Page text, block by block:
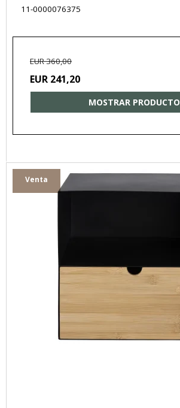
11-0000076375
EUR 360,00
EUR 241,20
MOSTRAR PRODUCTO
Venta